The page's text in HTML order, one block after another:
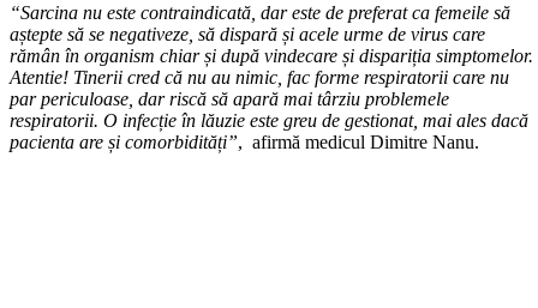
“Sarcina nu este contraindicată, dar este de preferat ca femeile să
aștepte să se negativeze, să dispară și acele urme de virus care
rămân în organism chiar și după vindecare și dispariția simptomelor.
Atentie! Tinerii cred că nu au nimic, fac forme respiratorii care nu
par periculoase, dar riscă să apară mai târziu problemele
respiratorii. O infecție în lăuzie este greu de gestionat, mai ales dacă
pacienta are și comorbidități”, afirmă medicul Dimitre Nanu.